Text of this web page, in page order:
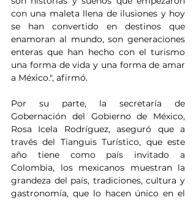
con una maleta llena de ilusiones y hoy
se han convertido en destinos que
enamoran al mundo, son generaciones
enteras que han hecho con el turismo
una forma de vida y una forma de amar
a México.", afirmó.
Por su parte, la secretaría de
Gobernación del Gobierno de México,
Rosa Icela Rodríguez, aseguró que a
través del Tianguis Turístico, que este
año tiene como país invitado a
Colombia, los mexicanos muestran la
grandeza del país, tradiciones, cultura y
gastronomía, que lo hacen único en el